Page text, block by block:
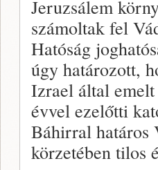
Jeruzsálem
számoltak fel
Hatóság
úgy határozott,
Izrael által
évvel ezelőtti
Báhirral határos
körzetében tilos